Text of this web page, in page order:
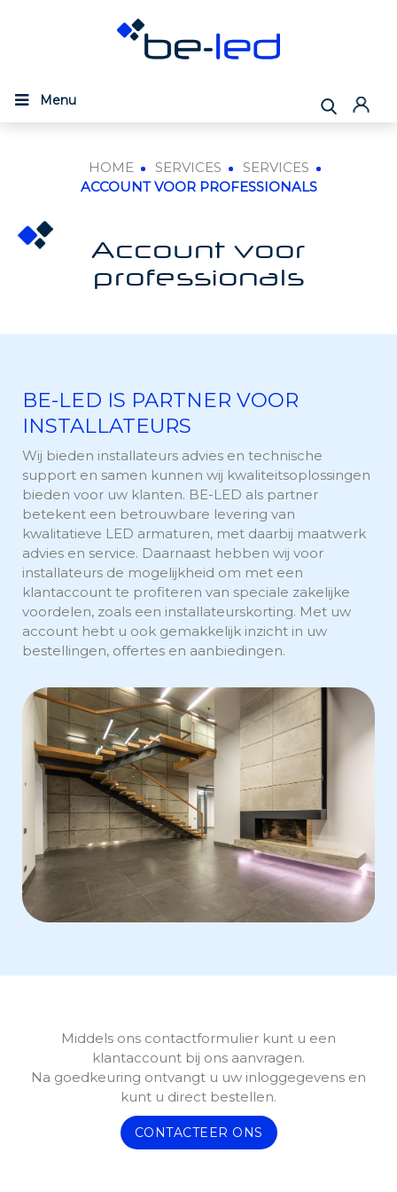
Menu
HOME SERVICES
SERVICES
ACCOUNT VOOR PROFESSIONALS
Account voor
professionals
BE-LED IS PARTNER VOOR
INSTALLATEURS
Wij bieden installateurs advies en technische
support en samen kunnen wij kwaliteitsoplossingen
bieden voor uw klanten. BE-LED als partner
betekent een betrouwbare levering van
kwalitatieve LED armaturen, met daarbij maatwerk
advies en service. Daarnaast hebben wij voor
installateurs de mogelijkheid om met een
klantaccount te profiteren van speciale zakelijke
voordelen, zoals een installateurskorting. Met uw
account hebt u ook gemakkelijk inzicht in uw
bestellingen, offertes en aanbiedingen.
Middels ons contactformulier kunt u een
klantaccount bij ons aanvragen.
Na goedkeuring ontvangt u uw inloggegevens en
kunt u direct bestellen.
CONTACTEER ONS